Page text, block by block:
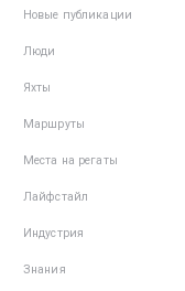
Новые публикации
Люди
Яхты
Маршруты
Места на регаты
Лайфстайл
Индустрия
Знания